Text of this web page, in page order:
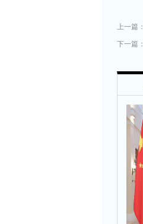
上一篇：
下一篇：